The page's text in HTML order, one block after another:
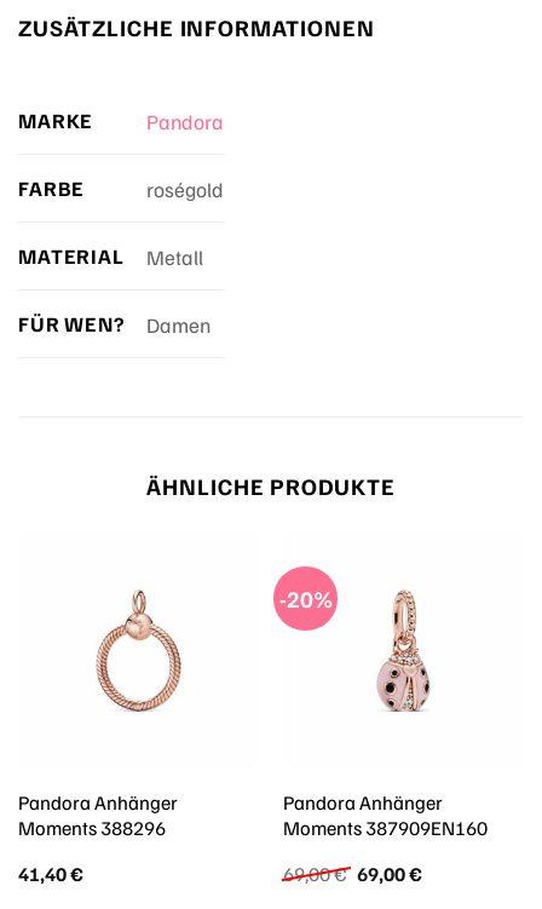
ZUSÄTZLICHE INFORMATIONEN
MARKE Pandora
FARBE roségold
MATERIAL Metall
FÜR WEN? Damen
ÄHNLICHE PRODUKTE
Pandora Anhänger
Moments 388296
41,40€
-20%
Pandora Anhänger
Moments 387909EN160
69,00€ Ursprünglicher
Preis
69,00€Aktueller